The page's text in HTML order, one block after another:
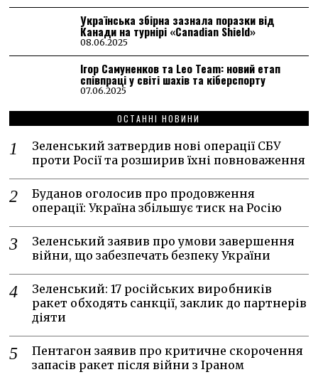
Українська збірна зазнала поразки від
Канади на турнірі «Canadian Shield»
08.06.2025
Ігор Самуненков та Leo Team: новий етап
співпраці у світі шахів та кіберспорту
07.06.2025
ОСТАННІ НОВИНИ
Зеленський затвердив нові операції СБУ
проти Росії та розширив їхні повноваження
Буданов оголосив про продовження
операції: Україна збільшує тиск на Росію
Зеленський заявив про умови завершення
війни, що забезпечать безпеку України
Зеленський: 17 російських виробників
ракет обходять санкції, заклик до партнерів
діяти
Пентагон заявив про критичне скорочення
запасів ракет після війни з Іраном